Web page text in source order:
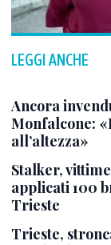
LEGGI ANCHE
Ancora
Monfalcone:
all’altezza»
Stalker,
applicati 100
Trieste
Trieste,